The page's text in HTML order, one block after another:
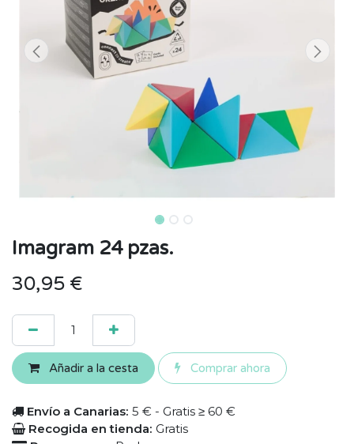
Imagram 24 pzas.
30,95 €
Añadir a la cesta Comprar ahora
Envío a Canarias: 5 € - Gratis ≥ 60 €
Recogida en tienda: Gratis